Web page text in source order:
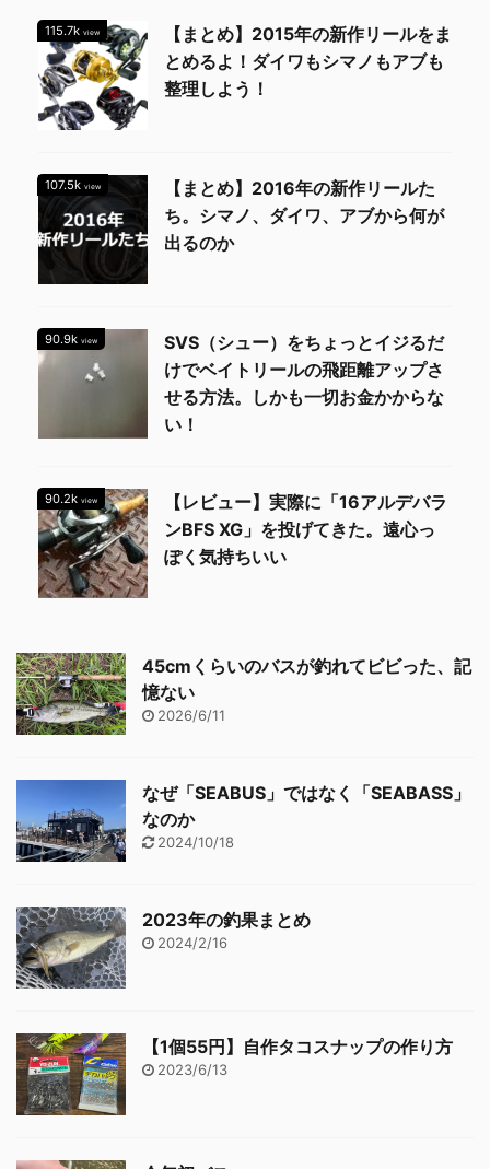
115.7k view
【まとめ】2015年の新作リールをま
とめるよ！ダイワもシマノもアブも
整理しよう！
107.5k view
【まとめ】2016年の新作リールた
ち。シマノ、ダイワ、アブから何が
出るのか
90.9k view
SVS（シュー）をちょっとイジるだ
けでベイトリールの飛距離アップさ
せる方法。しかも一切お金かからな
い！
90.2k view
【レビュー】実際に「16アルデバラ
ンBFS XG」を投げてきた。遠心っ
ぽく気持ちいい
45cmくらいのバスが釣れてビビった、記
憶ない
2026/6/11
なぜ「SEABUS」ではなく「SEABASS」
なのか
2024/10/18
2023年の釣果まとめ
2024/2/16
【1個55円】自作タコスナップの作り方
2023/6/13